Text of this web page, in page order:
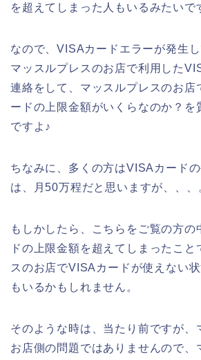
を超えてしまった人もいるみたいで
なので、VISAカードエラーが発生し
マッスルプレスのお店で利用した
連絡をして、マッスルプレスのお店
ードの上限金額がいくらなのか？を
ですよ♪
ちなみに、多くの方はVISAカード
は、月50万程だと思いますが、、、
もしかしたら、こちらをご覧の方の
ドの上限金額を超えてしまったこと
スのお店でVISAカードが使えない
もいるかもしれません。
そのような時は、当たり前ですが、
お店側の問題ではありませんので、